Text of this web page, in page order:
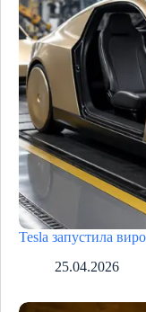
Tesla запустила
25.04.2026